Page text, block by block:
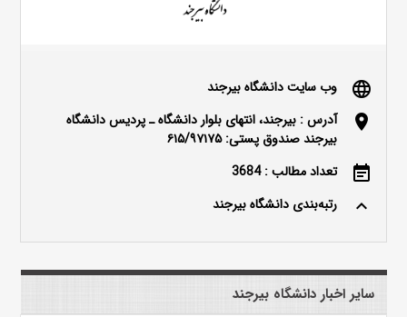
language وب سایت دانشگاه بیرجند
location_on
آدرس : بیرجند، انتهای بلوار دانشگاه ـ پردیس دانشگاه
بیرجند صندوق پستی: ۶۱۵/۹۷۱۷۵
event_note تعداد مطالب : 3684
keyboard_arrow_up رتبه‌بندی دانشگاه بیرجند
سایر اخبار دانشگاه بیرجند